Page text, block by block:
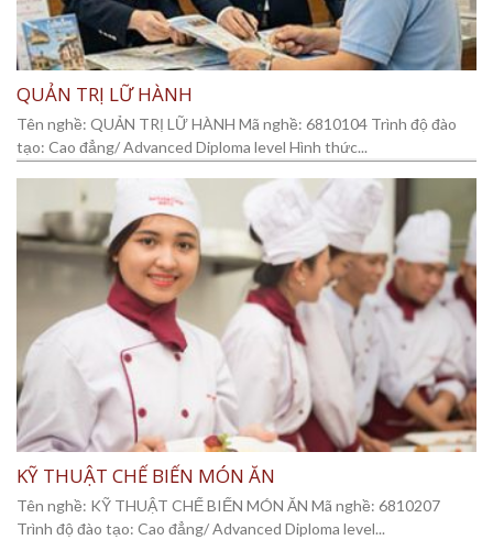
QUẢN TRỊ LỮ HÀNH
Tên nghề: QUẢN TRỊ LỮ HÀNH Mã nghề: 6810104 Trình độ đào
tạo: Cao đẳng/ Advanced Diploma level Hình thức...
KỸ THUẬT CHẾ BIẾN MÓN ĂN
Tên nghề: KỸ THUẬT CHẾ BIẾN MÓN ĂN Mã nghề: 6810207
Trình độ đào tạo: Cao đẳng/ Advanced Diploma level...